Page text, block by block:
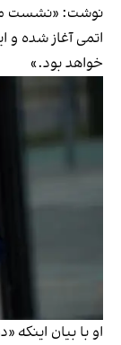
نوشت: «نشست
اتمی آغاز شده و
خواهد بود.»
او با بیان